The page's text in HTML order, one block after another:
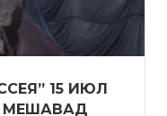
15 ИЮЛ
МЕШАВАД